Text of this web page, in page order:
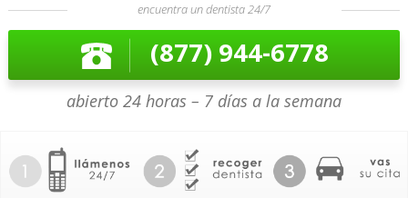
encuentra un dentista 24/7
(877) 944-6778
abierto 24 horas – 7 días a la semana